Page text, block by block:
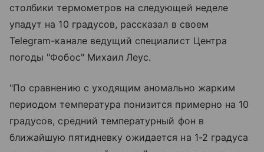
столбики термометров на следующей неделе
упадут на 10 градусов, рассказал в своем
Telegram-канале ведущий специалист Центра
погоды "Фобос" Михаил Леус.
"По сравнению с уходящим аномально жарким
периодом температура понизится примерно на 10
градусов, средний температурный фон в
ближайшую пятидневку ожидается на 1-2 градуса